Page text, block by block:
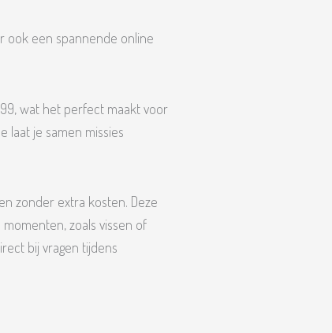
ook een spannende online
wat het perfect maakt voor
laat je samen missies
zonder extra kosten. Deze
zoals vissen of
bij vragen tijdens